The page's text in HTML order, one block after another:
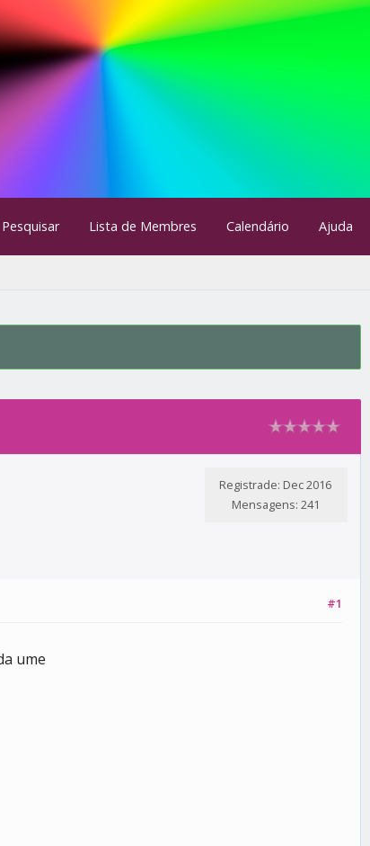
Pesquisar Lista de Membres Calendário Ajuda
Registrade: Dec 2016
Mensagens: 241
#1
ume